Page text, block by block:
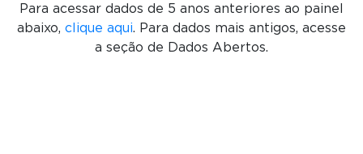
Para acessar dados de 5 anos anteriores ao painel
abaixo, clique aqui. Para dados mais antigos, acesse
a seção de Dados Abertos.